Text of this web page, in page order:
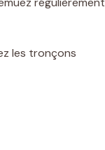
les tronçons